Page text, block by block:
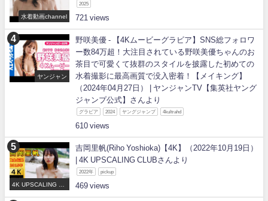
水着動画channel
2025
721
ヤンジャン
野咲美優 - 【4Kムービーグラビア】SNS総フォロワ
ー数84万超！大注目されている野咲美優ちゃんのお
茶目で可愛くて抜群のスタイルを披露した初めての
水着撮影に最高画質で没入密着！【メイキング】
（2024年04月27日） | ヤンジャンTV【集英社ヤング
ジャンプ公式】さんより
グラビア 2024 ヤングジャンプ 4kultrahd
610
4K UPSCALING CL
吉岡里帆(Riho Yoshioka)【4K】（2022年10月19日）
| 4K UPSCALING CLUBさんより
2022年 pickup
469